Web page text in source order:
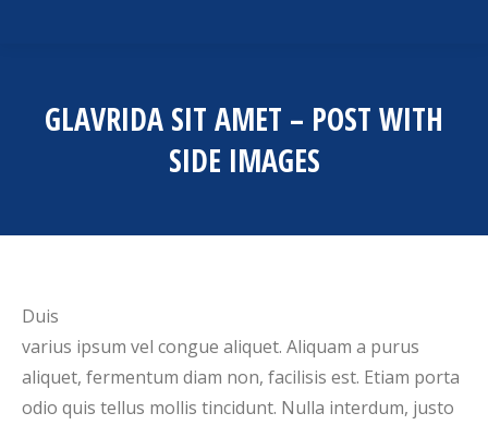
GLAVRIDA SIT AMET – POST WITH
SIDE IMAGES
Duis
varius ipsum vel congue aliquet. Aliquam a purus
aliquet, fermentum diam non, facilisis est. Etiam porta
odio quis tellus mollis tincidunt. Nulla interdum, justo